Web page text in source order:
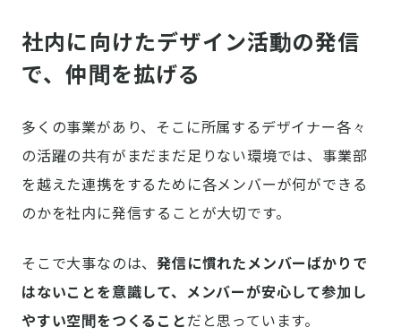
社内に向けたデザイン活動の発信
で、仲間を拡げる
多くの事業があり、そこに所属するデザイナー各々
の活躍の共有がまだまだ足りない環境では、事業部
を越えた連携をするために各メンバーが何ができる
のかを社内に発信することが大切です。
そこで大事なのは、発信に慣れたメンバーばかりで
はないことを意識して、メンバーが安心して参加し
やすい空間をつくること だと思っています。